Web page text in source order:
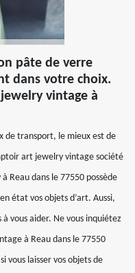
pâte de verre
dans votre choix.
vintage à
de transport, le mieux est de
art jewelry vintage société
Reau dans le 77550 possède
état vos objets d’art. Aussi,
vous aider. Ne vous inquiétez
à Reau dans le 77550
vous laisser vos objets de